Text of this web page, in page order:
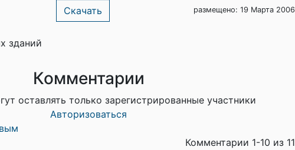
Скачать размещено: 19 Марта 2006
зданий
Комментарии
оставлять только зарегистрированные участники
Авторизоваться
Комментарии 1-10 из 11